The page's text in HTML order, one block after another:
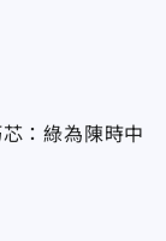
：綠為陳時中